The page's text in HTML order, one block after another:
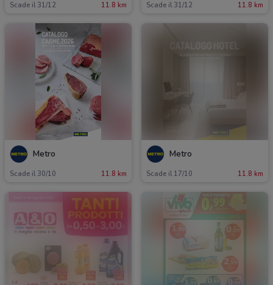
Scade il 31/12 11.8 km Scade il 31/12 11.8 km
Metro
Scade il 30/10 11.8 km
Metro
Scade il 17/10 11.8 km